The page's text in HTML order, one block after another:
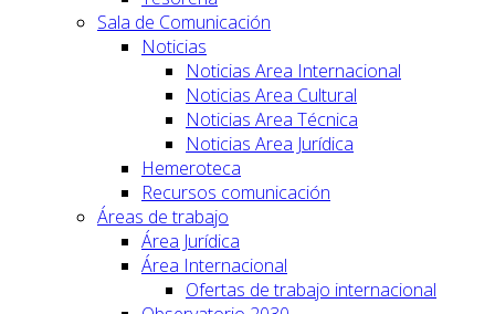
Sala de Comunicación
Noticias
Noticias Area Internacional
Noticias Area Cultural
Noticias Area Técnica
Noticias Area Jurídica
Hemeroteca
Recursos comunicación
Áreas de trabajo
Área Jurídica
Área Internacional
Ofertas de trabajo internacional